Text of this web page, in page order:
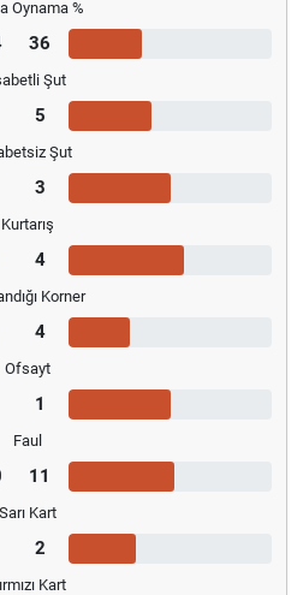
Oynama %
36
Şut
5
Şut
3
Kurtarış
4
Korner
4
Ofsayt
1
Faul
11
Sarı Kart
2
Kart